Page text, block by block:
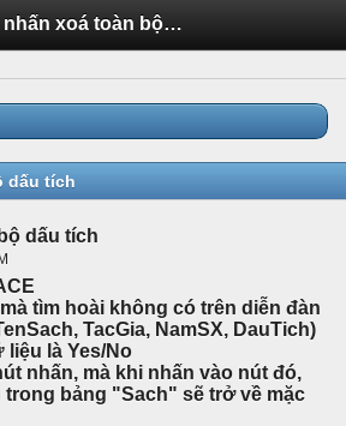
nút nhấn xoá toàn bộ dấu tích
dấu tích
dấu tích
tìm hoài không có trên diễn đàn
TacGia, NamSX, DauTich)
liệu là Yes/No
nhấn, mà khi nhấn vào nút đó,
bảng "Sach" sẽ trở về mặc